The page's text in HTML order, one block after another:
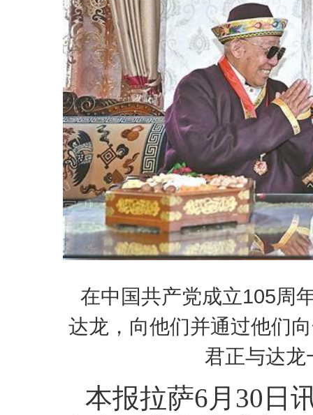
在中国共产党成立105周
达龙，向他们并通过他们
君正与达龙
本报拉萨6月30日